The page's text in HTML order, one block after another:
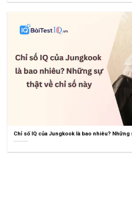
Chỉ số IQ của Jungkook là bao nhiêu?